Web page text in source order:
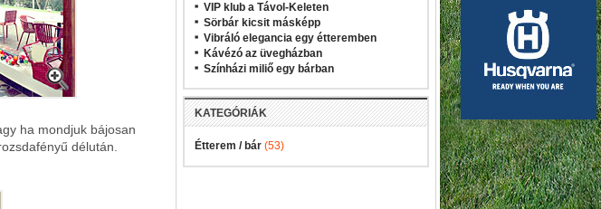
ha mondjuk bájosan
délután.
VIP klub a Távol-Keleten
Sörbár kicsit másképp
Vibráló elegancia egy étteremben
Kávézó az üvegházban
Színházi miliő egy bárban
KATEGÓRIÁK
Étterem / bár (53)